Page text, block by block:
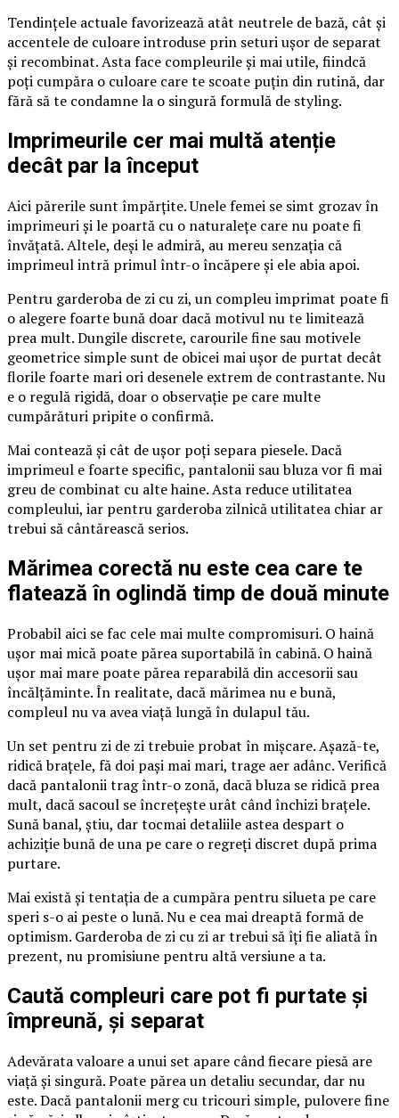
Tendințele actuale favorizează atât neutrele de bază, cât și
accentele de culoare introduse prin seturi ușor de separat
și recombinat. Asta face compleurile și mai utile, fiindcă
poți cumpăra o culoare care te scoate puțin din rutină, dar
fără să te condamne la o singură formulă de styling.
Imprimeurile cer mai multă atenție
decât par la început
Aici părerile sunt împărțite. Unele femei se simt grozav în
imprimeuri și le poartă cu o naturalețe care nu poate fi
învățată. Altele, deși le admiră, au mereu senzația că
imprimeul intră primul într-o încăpere și ele abia apoi.
Pentru garderoba de zi cu zi, un compleu imprimat poate fi
o alegere foarte bună doar dacă motivul nu te limitează
prea mult. Dungile discrete, carourile fine sau motivele
geometrice simple sunt de obicei mai ușor de purtat decât
florile foarte mari ori desenele extrem de contrastante. Nu
e o regulă rigidă, doar o observație pe care multe
cumpărături pripite o confirmă.
Mai contează și cât de ușor poți separa piesele. Dacă
imprimeul e foarte specific, pantalonii sau bluza vor fi mai
greu de combinat cu alte haine. Asta reduce utilitatea
compleului, iar pentru garderoba zilnică utilitatea chiar ar
trebui să cântărească serios.
Mărimea corectă nu este cea care te
flatează în oglindă timp de două minute
Probabil aici se fac cele mai multe compromisuri. O haină
ușor mai mică poate părea suportabilă în cabină. O haină
ușor mai mare poate părea reparabilă din accesorii sau
încălțăminte. În realitate, dacă mărimea nu e bună,
compleul nu va avea viață lungă în dulapul tău.
Un set pentru zi de zi trebuie probat în mișcare. Așază-te,
ridică brațele, fă doi pași mai mari, trage aer adânc. Verifică
dacă pantalonii trag într-o zonă, dacă bluza se ridică prea
mult, dacă sacoul se încrețește urât când închizi brațele.
Sună banal, știu, dar tocmai detaliile astea despart o
achiziție bună de una pe care o regreți discret după prima
purtare.
Mai există și tentația de a cumpăra pentru silueta pe care
speri s-o ai peste o lună. Nu e cea mai dreaptă formă de
optimism. Garderoba de zi cu zi ar trebui să îți fie aliată în
prezent, nu promisiune pentru altă versiune a ta.
Caută compleuri care pot fi purtate și
împreună, și separat
Adevărata valoare a unui set apare când fiecare piesă are
viață și singură. Poate părea un detaliu secundar, dar nu
este. Dacă pantalonii merg cu tricouri simple, pulovere fine